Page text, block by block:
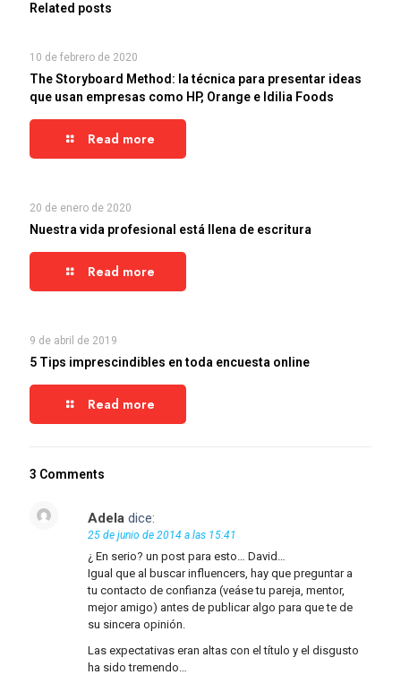
Related posts
10 de febrero de 2020
The Storyboard Method: la técnica para presentar ideas
que usan empresas como HP, Orange e Idilia Foods
Read more
20 de enero de 2020
Nuestra vida profesional está llena de escritura
Read more
9 de abril de 2019
5 Tips imprescindibles en toda encuesta online
Read more
3 Comments
Adela dice:
25 de junio de 2014 a las 15:41
¿ En serio? un post para esto… David…
Igual que al buscar influencers, hay que preguntar a
tu contacto de confianza (veáse tu pareja, mentor,
mejor amigo) antes de publicar algo para que te de
su sincera opinión.
Las expectativas eran altas con el título y el disgusto
ha sido tremendo…